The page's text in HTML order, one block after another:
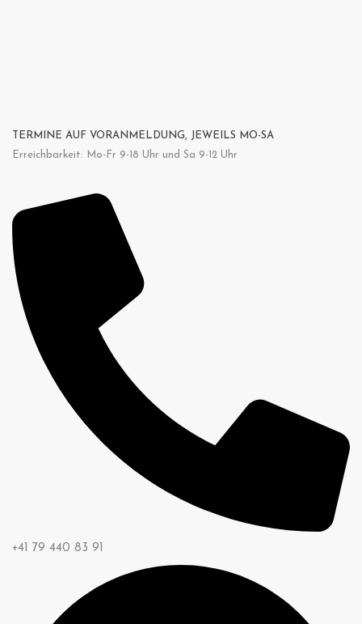
TERMINE AUF VORANMELDUNG, JEWEILS MO-SA
Erreichbarkeit: Mo-Fr 9-18 Uhr und Sa 9-12 Uhr
+41 79 440 83 91